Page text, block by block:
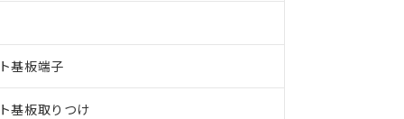
基板端子
基板取りつけ